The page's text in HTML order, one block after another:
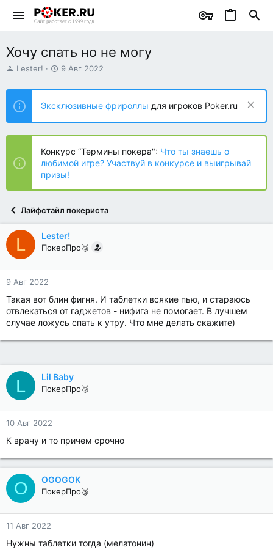
Хочу спать но не могу
А
т
о
р
т
е
ы
Lester!
Д
т
н
а
ч
л
а
9 Авг 2022
Эксклюзивные фрироллы для игроков Poker.ru
Конкурс “Термины покера": Что ты знаешь о
любимой игре? Участвуй в конкурсе и выигрывай
призы!
Лайфстайл покериста
L Lester!
ПокерПро🥈
9 Авг 2022
Такая вот блин фигня. И таблетки всякие пью, и стараюсь
отвлекаться от гаджетов - нифига не помогает. В лучшем
случае ложусь спать к утру. Что мне делать скажите)
L Lil Baby
ПокерПро🥈
10 Авг 2022
К врачу и то причем срочно
O OGOGOK
ПокерПро🥈
11 Авг 2022
Нужны таблетки тогда (мелатонин)